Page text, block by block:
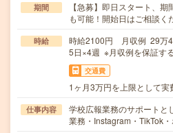
期間
【急募】即日スタート、
も可能！開始日はご相談く
時給
時給2100円 月収例 29万
5日×4週 ※月収例を保証す
交通費
1ヶ月3万円を上限として実
仕事内容
学校広報業務のサポートと
業務・Instagram・TikTok